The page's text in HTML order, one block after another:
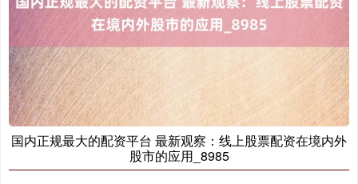
国内正规最大的配资平台 最新观察：线上股票配资在境内外
股市的应用_8985